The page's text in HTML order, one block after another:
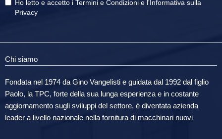
Ho letto e accetto i Termini e Condizioni e l'Informativa sulla
Privacy
Chi siamo
Fondata nel 1974 da Gino Vangelisti e guidata dal 1992 dal figlio
Paolo, la TPC, forte della sua lunga esperienza e in costante
aggiornamento sugli sviluppi del settore, è diventata azienda
leader a livello nazionale nella fornitura di macchinari nuovi